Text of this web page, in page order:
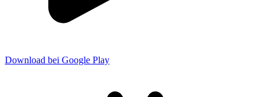
Download bei Google Play